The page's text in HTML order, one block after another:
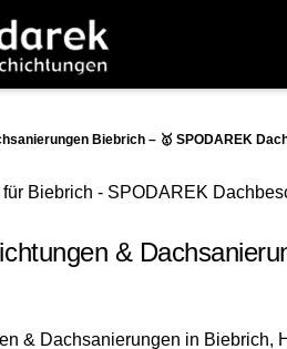
Biebrich – 🥇 SPODAREK
&